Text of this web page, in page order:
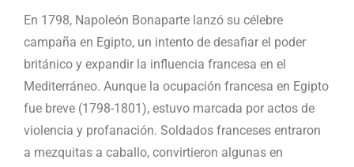
En 1798, Napoleón Bonaparte lanzó su célebre
campaña en Egipto, un intento de desafiar el poder
británico y expandir la influencia francesa en el
Mediterráneo. Aunque la ocupación francesa en Egipto
fue breve (1798-1801), estuvo marcada por actos de
violencia y profanación. Soldados franceses entraron
a mezquitas a caballo, convirtieron algunas en